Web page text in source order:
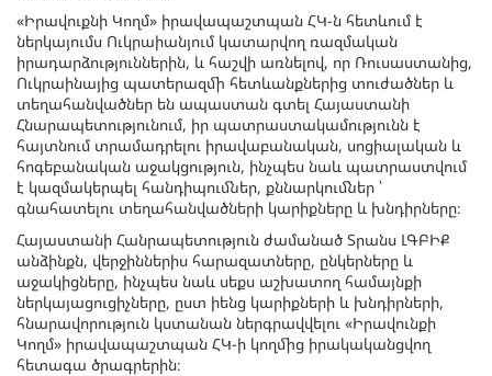
«Իրավուքնի Կողմ» իրավապաշտպան ՀԿ-ն հետևում է
ներկայումս Ուկրաիանյում կատարվող ռազմական
իրադարձություններին, և հաշվի առնելով, որ Ռուսաստանից,
Ուկրաինայից պատերազմի հետևանքներից տուժածներ և
տեղահանվածներ են ապաստան գտել Հայաստանի
Հնարապետությունում, իր պատրաստակամությունն է
հայտնում տրամադրելու իրավաբանական, սոցիալական և
հոգեբանական աջակցություն, ինչպես նաև պատրաստվում
է կազմակերպել հանդիպումներ, քննարկումներ ՝
գնահատելու տեղահանվածների կարիքները և խնդիրները։
Հայաստանի Հանրապետություն ժամանած Տրանս ԼԳԲԻՔ
անձինքն, վերջիններիս հարազատները, ընկերները և
աջակիցները, ինչպես նաև սեքս աշխատող համայնքի
ներկայացուցիչները, ըստ իենց կարիքների և խնդիրների,
հնարավորություն կստանան ներգրավվելու «Իրավունքի
Կողմ» իրավապաշտպան ՀԿ-ի կողմից իրակականցվող
հետագա ծրագրերին։